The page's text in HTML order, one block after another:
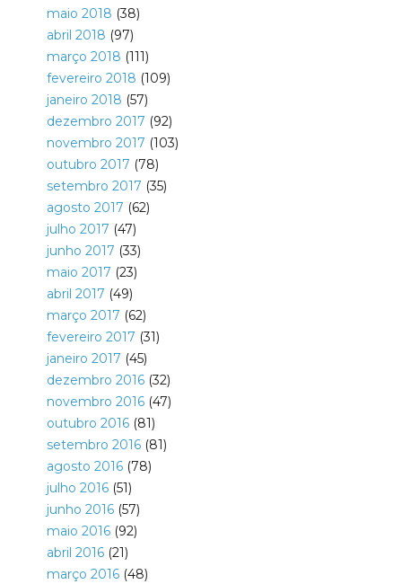
maio 2018 (38)
abril 2018 (97)
março 2018 (111)
fevereiro 2018 (109)
janeiro 2018 (57)
dezembro 2017 (92)
novembro 2017 (103)
outubro 2017 (78)
setembro 2017 (35)
agosto 2017 (62)
julho 2017 (47)
junho 2017 (33)
maio 2017 (23)
abril 2017 (49)
março 2017 (62)
fevereiro 2017 (31)
janeiro 2017 (45)
dezembro 2016(32)
novembro 2016(47)
outubro 2016(81)
setembro 2016(81)
agosto 2016(78)
julho 2016(51)
junho 2016(57)
maio 2016(92)
abril 2016(21)
março 2016(48)